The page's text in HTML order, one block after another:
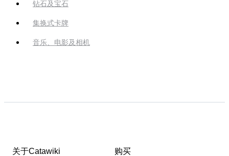
钻石及宝石
集换式卡牌
音乐、电影及相机
关于Catawiki 购买